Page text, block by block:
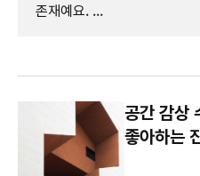
존재예요. ...
공간 감상
좋아하는